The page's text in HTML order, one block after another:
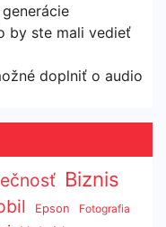
by ste mali vedieť
doplniť o audio
Biznis
Epson
Fotografia